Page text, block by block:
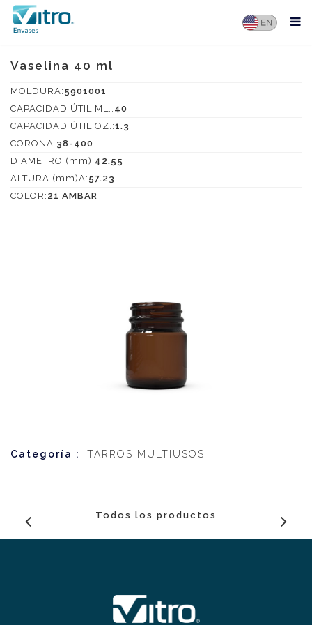
Vaselina 40 ml
MOLDURA: 5901001
CAPACIDAD ÚTIL ML.: 40
CAPACIDAD ÚTIL OZ.:1.3
CORONA: 38-400
DIAMETRO (mm): 42.55
ALTURA (mm)A: 57.23
COLOR: 21 AMBAR
Categoría : TARROS MULTIUSOS
Todos los productos